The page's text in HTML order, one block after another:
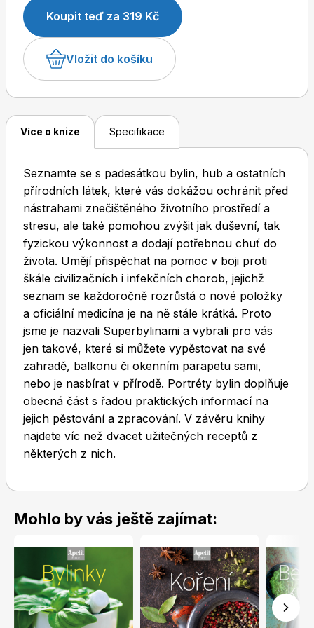
Dětské časopisy
Burda Best of
Burda Kids
Toprecepty.cz
Koupit teď za 319 Kč
Vložit do košíku
Více o knize Specifikace
Seznamte se s padesátkou bylin, hub a ostatních
přírodních látek, které vás dokážou ochránit před
nástrahami znečištěného životního prostředí a
stresu, ale také pomohou zvýšit jak duševní, tak
fyzickou výkonnost a dodají potřebnou chuť do
života. Umějí přispěchat na pomoc v boji proti
škále civilizačních i infekčních chorob, jejichž
seznam se každoročně rozrůstá o nové položky
a oficiální medicína je na ně stále krátká. Proto
jsme je nazvali Superbylinami a vybrali pro vás
jen takové, které si můžete vypěstovat na své
zahradě, balkonu či okenním parapetu sami,
nebo je nasbírat v přírodě. Portréty bylin doplňuje
obecná část s řadou praktických informací na
jejich pěstování a zpracování. V závěru knihy
najdete víc než dvacet užitečných receptů z
některých z nich.
Mohlo by vás ještě zajímat: